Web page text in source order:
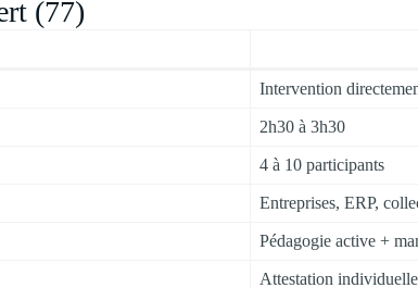
(77)
Intervention
2h30 à 3h30
4 à 10 participants
Entreprises, ERP,
Pédagogie active +
Attestation